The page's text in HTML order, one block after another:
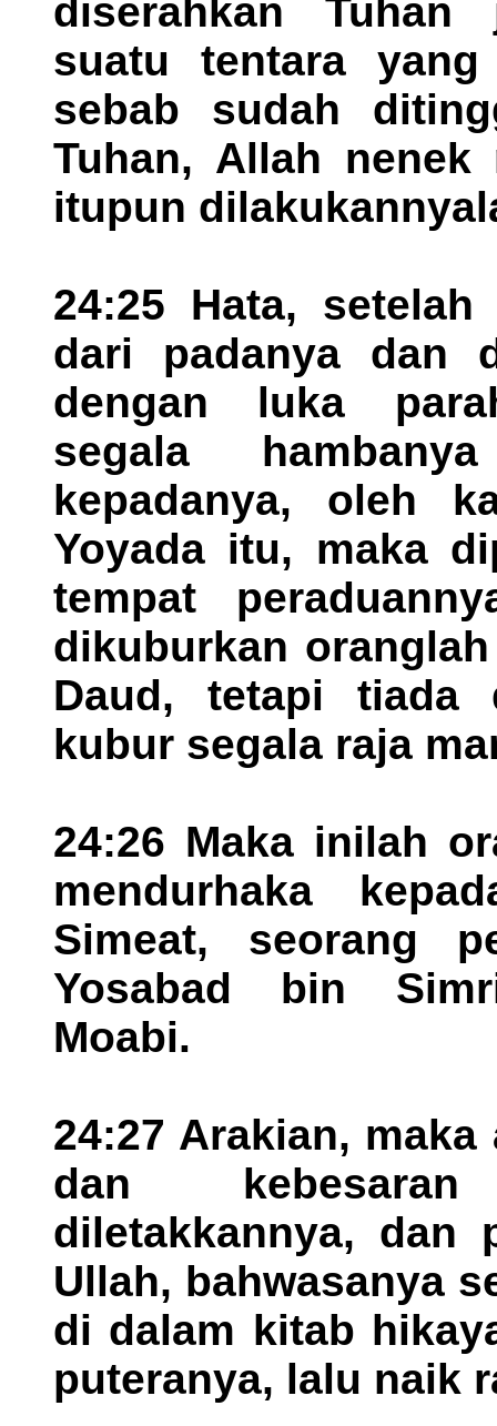
diserahkan Tuhan
suatu tentara
sebab sudah
Tuhan, Allah nenek
itupun
24:25 Hata,
dari padanya dan
dengan luka
segala
kepadanya, oleh
Yoyada itu, maka
tempat
dikuburkan
Daud, tetapi tiada
kubur segala raja
24:26 Maka inilah
mendurhaka
Simeat, seorang
Yosabad bin
Moabi.
24:27 Arakian,
dan
diletakkannya, dan
Ullah, bahwasanya
di dalam kitab
puteranya, lalu naik